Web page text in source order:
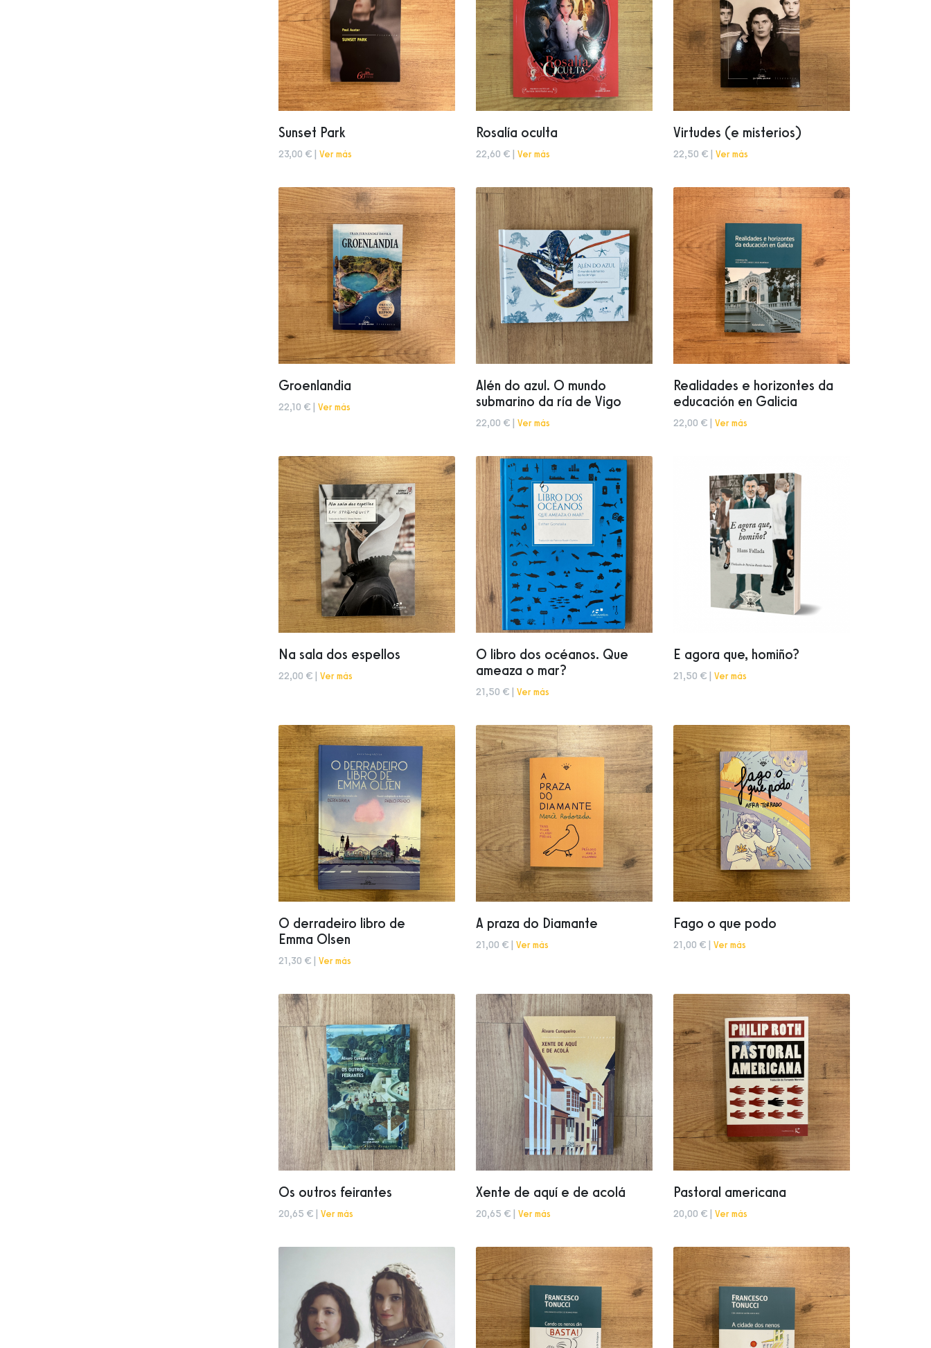
Sunset Park
23,00 € | Ver más
Rosalía oculta
22,60 € | Ver más
Virtudes (e misterios)
22,50 € | Ver más
Groenlandia
22,10 € | Ver más
Alén do azul. O mundo
submarino da ría de Vigo
22,00 € | Ver más
Realidades e horizontes da
educación en Galicia
22,00 € | Ver más
Na sala dos espellos
22,00 € | Ver más
O libro dos océanos. Que
ameaza o mar?
21,50 € | Ver más
E agora que, homiño?
21,50 € | Ver más
O derradeiro libro de
Emma Olsen
21,30 € | Ver más
A praza do Diamante
21,00 € | Ver más
Fago o que podo
21,00 € | Ver más
Os outros feirantes
20,65 € | Ver más
Xente de aquí e de acolá
20,65 € | Ver más
Pastoral americana
20,00 € | Ver más